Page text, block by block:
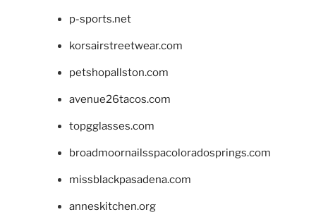
p-sports.net
korsairstreetwear.com
petshopallston.com
avenue26tacos.com
topgglasses.com
broadmoornailsspacoloradosprings.com
missblackpasadena.com
anneskitchen.org